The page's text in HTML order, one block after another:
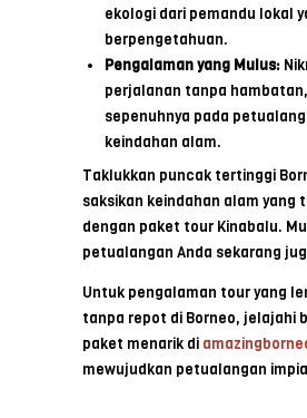
ekologi dari pemandu lokal
berpengetahuan.
Pengalaman yang Mulus:
perjalanan tanpa
sepenuhnya pada
keindahan alam.
Taklukkan puncak tertinggi
saksikan keindahan alam yang
dengan paket tour Kinabalu.
petualangan Anda sekarang
Untuk pengalaman tour yang
tanpa repot di Borneo, jelajahi
paket menarik di
mewujudkan petualangan